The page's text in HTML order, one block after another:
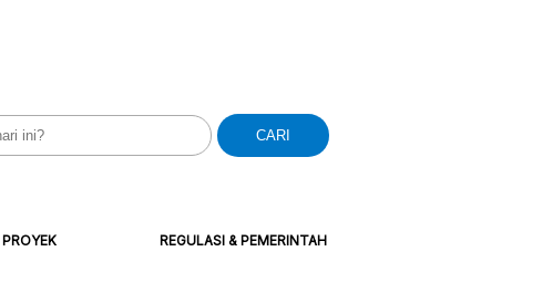
CARI
REGULASI & PEMERINTAH